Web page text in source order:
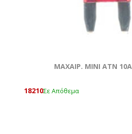
ΜΑΧΑΙΡ. ΜΙΝΙ ATN
18210Σε Απόθεμα